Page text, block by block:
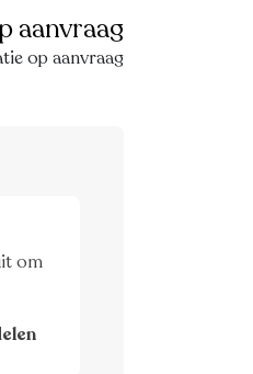
aanvraag
op aanvraag
om